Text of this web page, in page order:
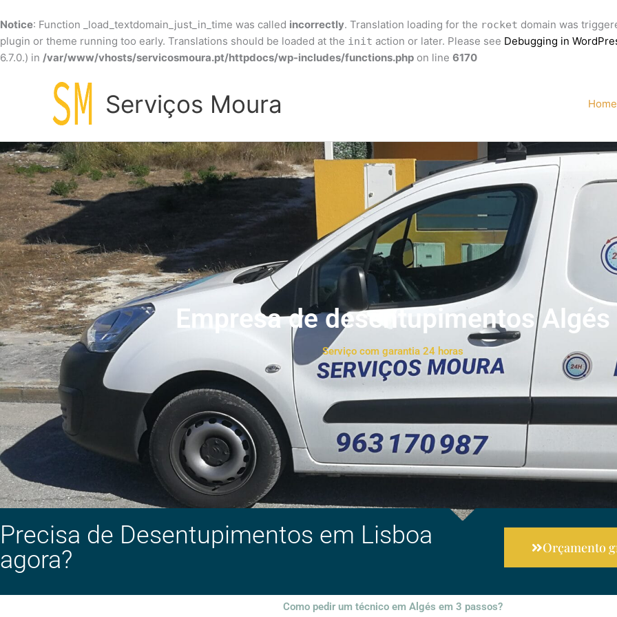
Notice: Function _load_textdomain_just_in_time was called incorrectly. Translation loading for the rocket domain was
plugin or theme running too early. Translations should be loaded at the init action or later. Please see Debugging in
6.7.0.) in /var/www/vhosts/servicosmoura.pt/httpdocs/wp-includes/functions.php on line 6170
to
content
Serviços Moura
Empresa de desentupimentos Algés
Serviço com garantia 24 horas
Precisa de Desentupimentos em Lisboa
agora?
Orçamento
Como pedir um técnico em Algés em 3 passos?